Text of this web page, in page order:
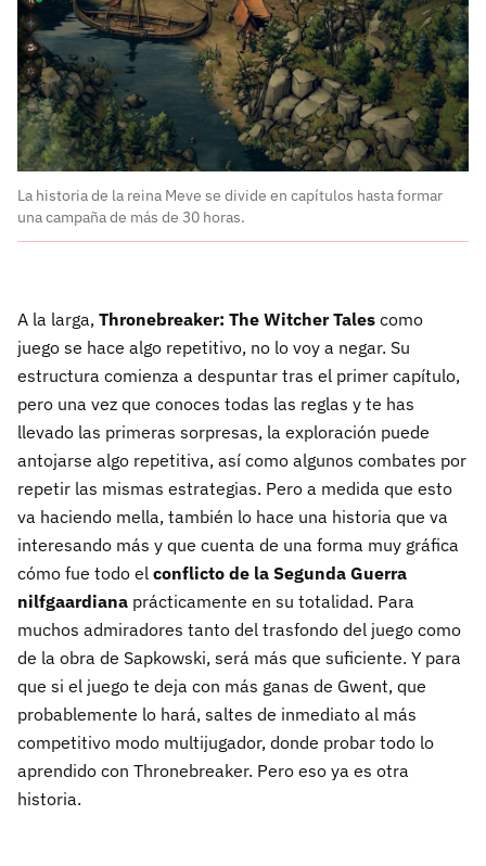
La historia de la reina Meve se divide en capítulos hasta formar
una campaña de más de 30 horas.
A la larga, Thronebreaker: The Witcher Tales como
juego se hace algo repetitivo, no lo voy a negar. Su
estructura comienza a despuntar tras el primer capítulo,
pero una vez que conoces todas las reglas y te has
llevado las primeras sorpresas, la exploración puede
antojarse algo repetitiva, así como algunos combates por
repetir las mismas estrategias. Pero a medida que esto
va haciendo mella, también lo hace una historia que va
interesando más y que cuenta de una forma muy gráfica
cómo fue todo el conflicto de la Segunda Guerra
nilfgaardiana prácticamente en su totalidad. Para
muchos admiradores tanto del trasfondo del juego como
de la obra de Sapkowski, será más que suficiente. Y para
que si el juego te deja con más ganas de Gwent, que
probablemente lo hará, saltes de inmediato al más
competitivo modo multijugador, donde probar todo lo
aprendido con Thronebreaker. Pero eso ya es otra
historia.